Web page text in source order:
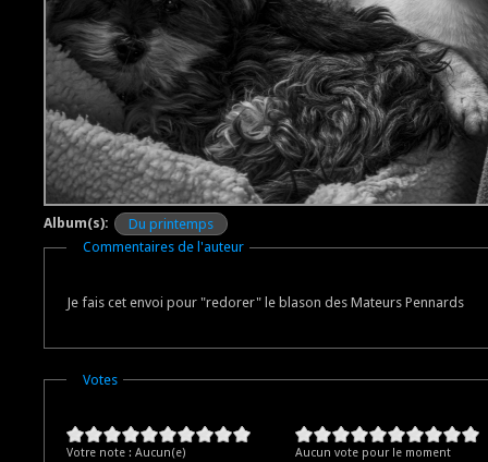
Album(s):
Du printemps
Masquer
Commentaires de l'auteur
Je fais cet envoi pour "redorer" le blason des Mateurs Pennards
Masquer
Votes
Votre note : Aucun(e) Aucun vote pour le moment